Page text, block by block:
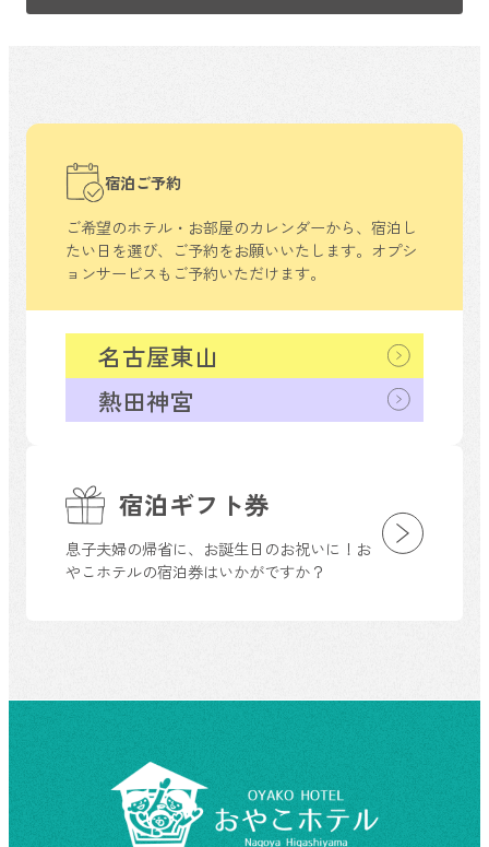
宿泊ギフト券
息子夫婦の帰省に、お誕生日のお祝いに！お
やこホテルの宿泊券はいかがですか？
宿泊ご予約
ご希望のホテル・お部屋のカレンダーから、 宿泊し
たい日を選び、ご予約をお願いいたします。 オプシ
ョンサービスもご予約いただけます。
熱田神宮
名古屋東山